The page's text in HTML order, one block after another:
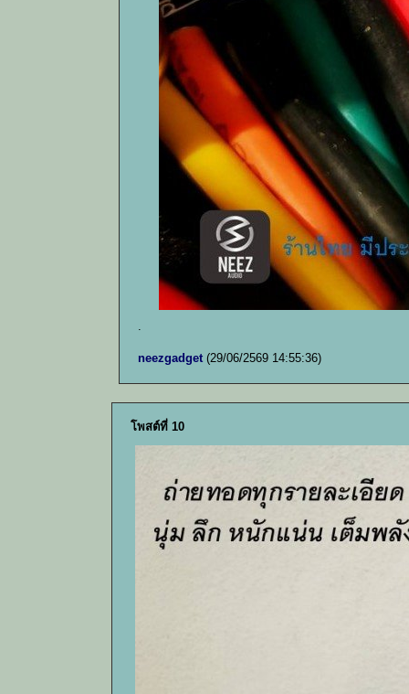
.
neezgadget (29/06/2569 14:55:36)
โพสต์ที่ 10